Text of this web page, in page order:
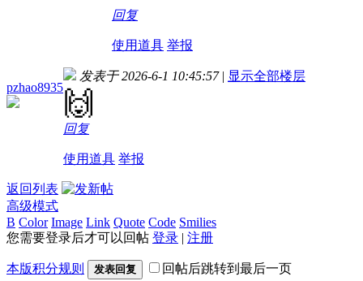
回复
使用道具 举报
pzhao8935
发表于 2026-6-1 10:45:57 | 显示全部楼层
🙌
回复
使用道具 举报
返回列表
高级模式
B Color Image Link Quote Code Smilies
您需要登录后才可以回帖 登录 | 注册
本版积分规则 发表回复 回帖后跳转到最后一页